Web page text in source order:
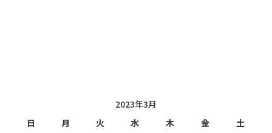
2023年3月
日
月 火 水 木 金 土